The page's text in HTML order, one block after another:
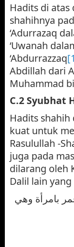
Hadits di
shahihnya
‘Adurrazaq
‘Uwanah
‘Abdurrazzaq
Abdillah dari
Muhammad
C.2 Syubhat
Hadits
kuat untuk
Rasulullah -
juga pada
dilarang oleh
Dalil lain
بامرأة وهي